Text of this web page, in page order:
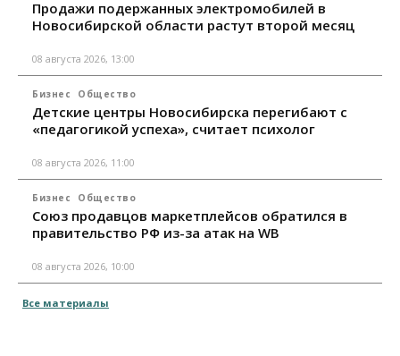
Продажи подержанных электромобилей в
Новосибирской области растут второй месяц
08 августа 2026, 13:00
Бизнес Общество
Детские центры Новосибирска перегибают с
«педагогикой успеха», считает психолог
08 августа 2026, 11:00
Бизнес Общество
Союз продавцов маркетплейсов обратился в
правительство РФ из-за атак на WB
08 августа 2026, 10:00
Все материалы